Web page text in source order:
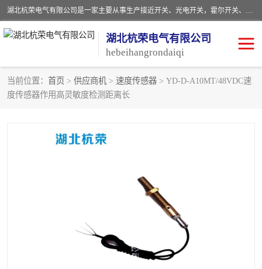
湖北杭荣电气有限公司是一家主要从事生产接近开关、光电开关，霍尔开关、两级跑偏开关、双向拉绳开关、速度监测器、皮带打滑开关、阻旋式料位开关、皮带纵向撕裂开关、溜槽堵塞开关、声光报警器、矿用磁性井筒开关等，主营行业：电气设备、仪器仪表制造, 高低压电器，成套电气设备，矿用防爆机电设备，皮带机综合保护系统，防爆电器，传感器，工矿配件，电器配件，自动化工业机器人的研发，制造，加工销售。
湖北杭荣电气有限公司
hebeihangrondaiqi
当前位置： 首页 > 供应商机 > 速度传感器 > YD-D-A10MT/48VDC速
度传感器作用高灵敏度检测距离长
阻旋料位开关
滑线指示灯
光电开关
拉绳开关